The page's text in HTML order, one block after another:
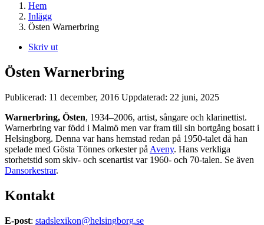
Hem
Inlägg
Östen Warnerbring
Skriv ut
Östen Warnerbring
Publicerad: 11 december, 2016 Uppdaterad: 22 juni, 2025
Warnerbring, Östen, 1934–2006, artist, sångare och klarinettist.
Warnerbring var född i Malmö men var fram till sin bortgång bosatt i
Helsingborg. Denna var hans hemstad redan på 1950-talet då han
spelade med Gösta Tönnes orkester på Aveny. Hans verkliga
storhetstid som skiv- och scenartist var 1960- och 70-talen. Se även
Dansorkestrar.
Kontakt
E-post: stadslexikon@helsingborg.se